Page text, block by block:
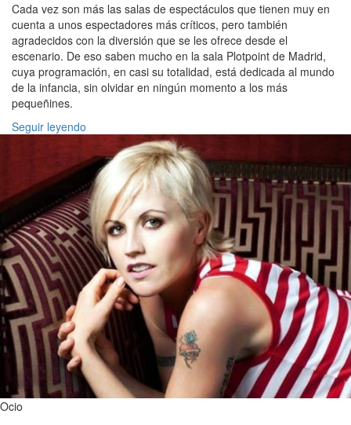
Cada vez son más las salas de espectáculos que tienen muy en
cuenta a unos espectadores más críticos, pero también
agradecidos con la diversión que se les ofrece desde el
escenario. De eso saben mucho en la sala Plotpoint de Madrid,
cuya programación, en casi su totalidad, está dedicada al mundo
de la infancia, sin olvidar en ningún momento a los más
pequeñines.
Seguir leyendo
Ocio